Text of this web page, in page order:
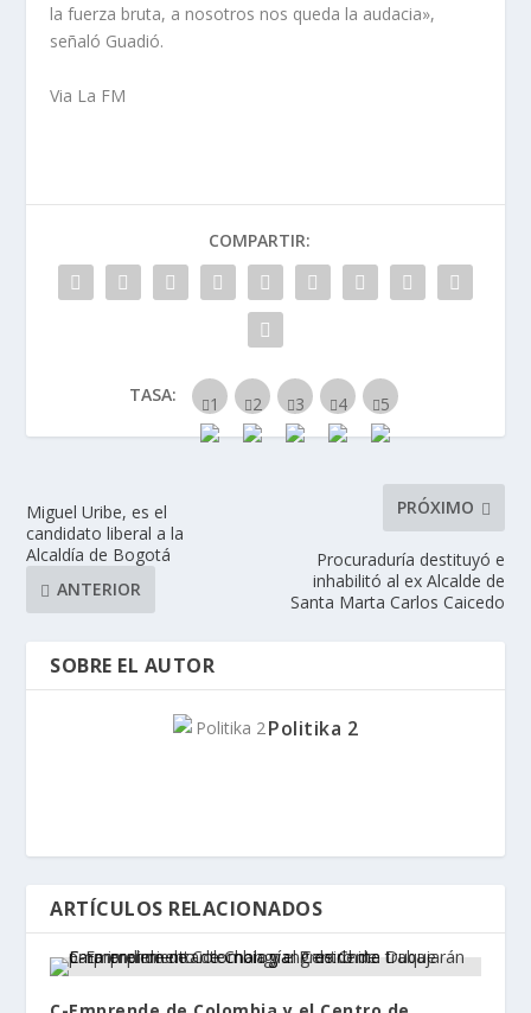
la fuerza bruta, a nosotros nos queda la audacia»,
señaló Guadió.
Via La FM
COMPARTIR:
TASA:
Miguel Uribe, es el
candidato liberal a la
Alcaldía de Bogotá
ANTERIOR
PRÓXIMO
Procuraduría destituyó e
inhabilitó al ex Alcalde de
Santa Marta Carlos Caicedo
SOBRE EL AUTOR
Politika 2
ARTÍCULOS RELACIONADOS